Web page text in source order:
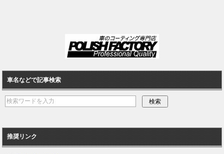
車名などで記事検索
推奨リンク